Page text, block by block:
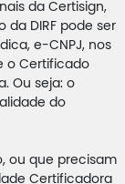
da Certisign,
da DIRF pode ser
e-CNPJ, nos
o Certificado
Ou seja: o
do
ou que precisam
Certificadora